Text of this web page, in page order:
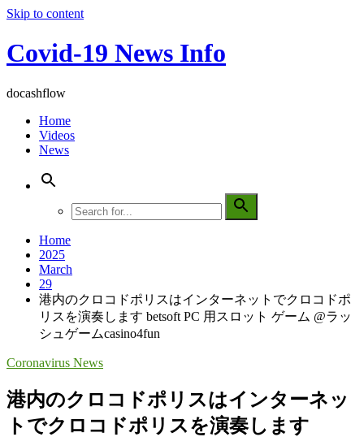
Skip to content
Covid-19 News Info
docashflow
Home
Videos
News
Home
2025
March
29
港内のクロコドポリスはインターネットでクロコドポ
リスを演奏します betsoft PC 用スロット ゲーム @ラッ
シュゲームcasino4fun
Coronavirus News
港内のクロコドポリスはインターネッ
トでクロコドポリスを演奏します